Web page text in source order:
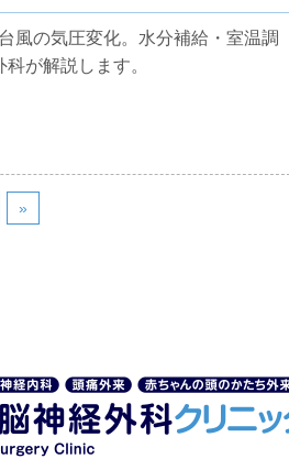
風の気圧変化。水分補給・室温調
が解説します。
»